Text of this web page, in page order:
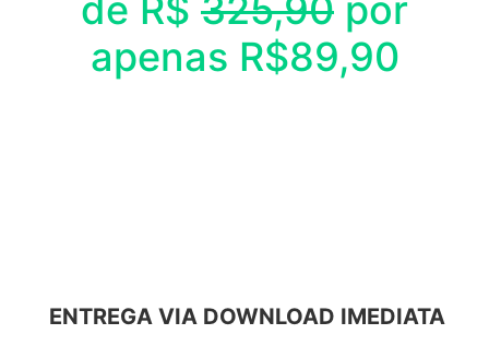
de R$ 325,90 por
apenas R$89,90
ENTREGA VIA DOWNLOAD IMEDIATA